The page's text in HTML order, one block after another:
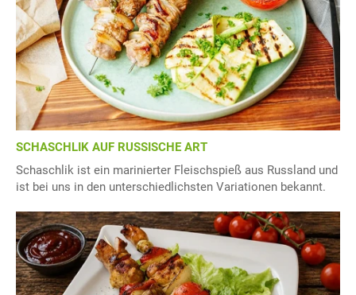
SCHASCHLIK AUF RUSSISCHE ART
Schaschlik ist ein marinierter Fleischspieß aus Russland und
ist bei uns in den unterschiedlichsten Variationen bekannt.